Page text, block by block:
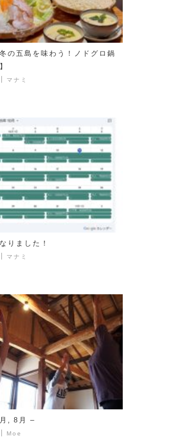
の五島を味わう！ノドグロ鍋
マナミ
りました！
マナミ
, 8月 –
Moe